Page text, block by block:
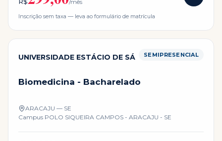
/mês
Inscrição sem taxa — leva ao formulário de matrícula
UNIVERSIDADE ESTÁCIO DE SÁ SEMIPRESENCIAL
Biomedicina - Bacharelado
ARACAJU — SE
Campus POLO SIQUEIRA CAMPOS - ARACAJU - SE